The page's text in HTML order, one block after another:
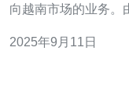
向越南市场的业务。
商店。 问题二：为什么选择越南外贸服务器？ 选择越南外
2025年9月11日